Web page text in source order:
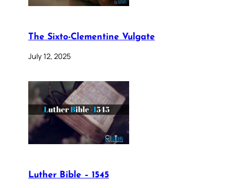
The Sixto-Clementine Vulgate
July 12, 2025
Luther Bible – 1545